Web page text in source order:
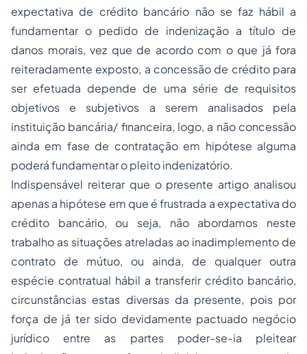
expectativa de crédito bancário não se faz hábil a
fundamentar o pedido de indenização a título de
danos morais, vez que de acordo com o que já fora
reiteradamente exposto, a concessão de crédito para
ser efetuada depende de uma série de requisitos
objetivos e subjetivos a serem analisados pela
instituição bancária/ financeira, logo, a não concessão
ainda em fase de contratação em hipótese alguma
poderá fundamentar o pleito indenizatório.
Indispensável reiterar que o presente artigo analisou
apenas a hipótese em que é frustrada a expectativa do
crédito bancário, ou seja, não abordamos neste
trabalho as situações atreladas ao inadimplemento de
contrato de mútuo, ou ainda, de qualquer outra
espécie contratual hábil a transferir crédito bancário,
circunstâncias estas diversas da presente, pois por
força de já ter sido devidamente pactuado negócio
jurídico entre as partes poder-se-ia pleitear